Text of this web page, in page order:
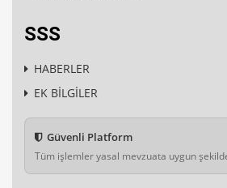
SSS
HABERLER
EK BİLGİLER
Güvenli Platform
Tüm işlemler yasal mevzuata uygun